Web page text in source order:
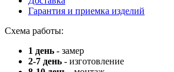
Гарантия и приемка изделий
Схема работы:
1 день - замер
2-7 день - изготовление